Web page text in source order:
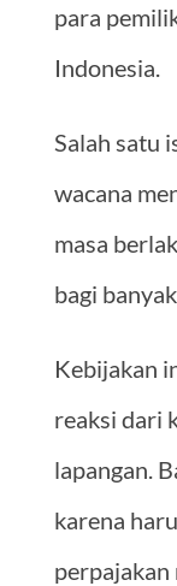
para
Indonesia.
Salah satu
wacana
masa
bagi
Kebijakan
reaksi dari
lapangan.
karena
perpajakan